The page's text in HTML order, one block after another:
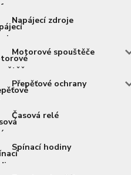
Napájecí zdroje
Motorové spouštěče
Přepěťové ochrany
Časová relé
Spínací hodiny